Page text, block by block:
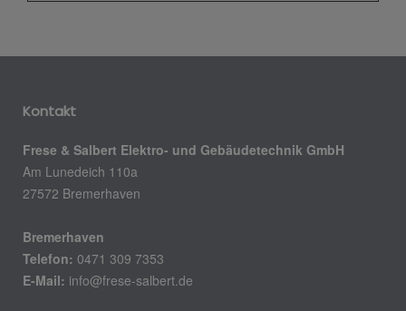
Kontakt
Frese & Salbert Elektro- und Gebäudetechnik GmbH
Am Lunedeich 110a
27572 Bremerhaven
Bremerhaven
Telefon: 0471 309 7353
E-Mail: info@frese-salbert.de